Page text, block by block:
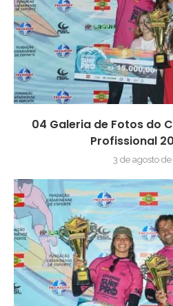
04 Galeria de Fotos do
Profissional
3 de agosto